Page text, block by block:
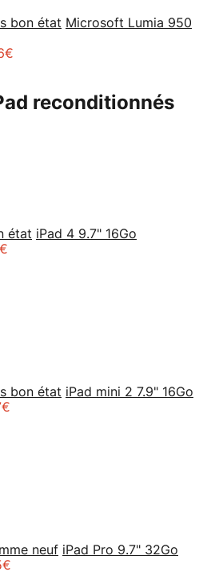
bon état Microsoft Lumia 950
reconditionnés
état iPad 4 9.7" 16Go
bon état iPad mini 2 7.9" 16Go
neuf iPad Pro 9.7" 32Go